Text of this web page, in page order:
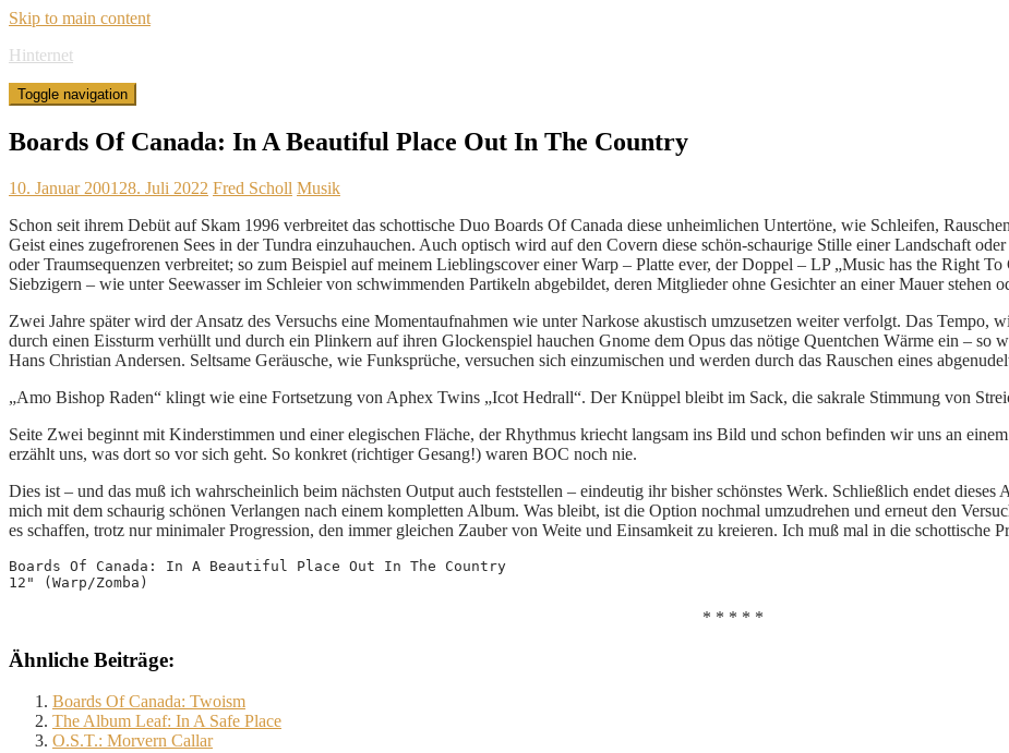
Skip to main content
Hinternet
Toggle navigation
Boards Of Canada: In A Beautiful Place Out In The Country
10. Januar 2001 28. Juli 2022 Fred Scholl Musik
Schon seit ihrem Debüt auf Skam 1996 verbreitet das schottische Duo Boards Of Canada diese unheimlichen Untertöne, wie Schleifen,
Geist eines zugefrorenen Sees in der Tundra einzuhauchen. Auch optisch wird auf den Covern diese schön-schaurige Stille einer Landschaft
oder Traumsequenzen verbreitet; so zum Beispiel auf meinem Lieblingscover einer Warp – Platte ever, der Doppel – LP „Music has the Right
Siebzigern – wie unter Seewasser im Schleier von schwimmenden Partikeln abgebildet, deren Mitglieder ohne Gesichter an einer Mauer stehen
Zwei Jahre später wird der Ansatz des Versuchs eine Momentaufnahmen wie unter Narkose akustisch umzusetzen weiter verfolgt. Das Tempo,
durch einen Eissturm verhüllt und durch ein Plinkern auf ihren Glockenspiel hauchen Gnome dem Opus das nötige Quentchen Wärme ein –
Hans Christian Andersen. Seltsame Geräusche, wie Funksprüche, versuchen sich einzumischen und werden durch das Rauschen eines
„Amo Bishop Raden“ klingt wie eine Fortsetzung von Aphex Twins „Icot Hedrall“. Der Knüppel bleibt im Sack, die sakrale Stimmung von
Seite Zwei beginnt mit Kinderstimmen und einer elegischen Fläche, der Rhythmus kriecht langsam ins Bild und schon befinden wir uns an
erzählt uns, was dort so vor sich geht. So konkret (richtiger Gesang!) waren BOC noch nie.
Dies ist – und das muß ich wahrscheinlich beim nächsten Output auch feststellen – eindeutig ihr bisher schönstes Werk. Schließlich endet
mich mit dem schaurig schönen Verlangen nach einem kompletten Album. Was bleibt, ist die Option nochmal umzudrehen und erneut den
es schaffen, trotz nur minimaler Progression, den immer gleichen Zauber von Weite und Einsamkeit zu kreieren. Ich muß mal in die schottische
Boards Of Canada: In A Beautiful Place Out In The Country
12" (Warp/Zomba)
* * * * *
Ähnliche Beiträge:
Boards Of Canada: Twoism
The Album Leaf: In A Safe Place
O.S.T.: Morvern Callar